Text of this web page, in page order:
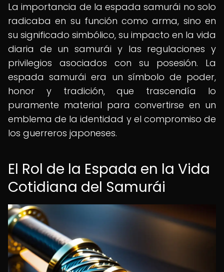
La importancia de la espada samurái no solo
radicaba en su función como arma, sino en
su significado simbólico, su impacto en la vida
diaria de un samurái y las regulaciones y
privilegios asociados con su posesión. La
espada samurái era un símbolo de poder,
honor y tradición, que trascendía lo
puramente material para convertirse en un
emblema de la identidad y el compromiso de
los guerreros japoneses.
El Rol de la Espada en la Vida
Cotidiana del Samurái